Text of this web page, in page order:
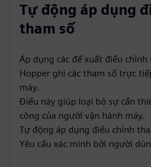
Tự động áp dụng
tham số
Áp dụng các đề xuất điều
Hopper ghi các tham số trực
máy.
Điều này giúp loại bỏ sự cần
công của người vận hành máy.
Tự động áp dụng điều chỉnh
Yêu cầu xác minh bởi người